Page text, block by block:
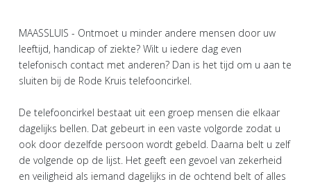
MAASSLUIS - Ontmoet u minder andere mensen door uw
leeftijd, handicap of ziekte? Wilt u iedere dag even
telefonisch contact met anderen? Dan is het tijd om u aan te
sluiten bij de Rode Kruis telefooncirkel.
De telefooncirkel bestaat uit een groep mensen die elkaar
dagelijks bellen. Dat gebeurt in een vaste volgorde zodat u
ook door dezelfde persoon wordt gebeld. Daarna belt u zelf
de volgende op de lijst. Het geeft een gevoel van zekerheid
en veiligheid als iemand dagelijks in de ochtend belt of alles